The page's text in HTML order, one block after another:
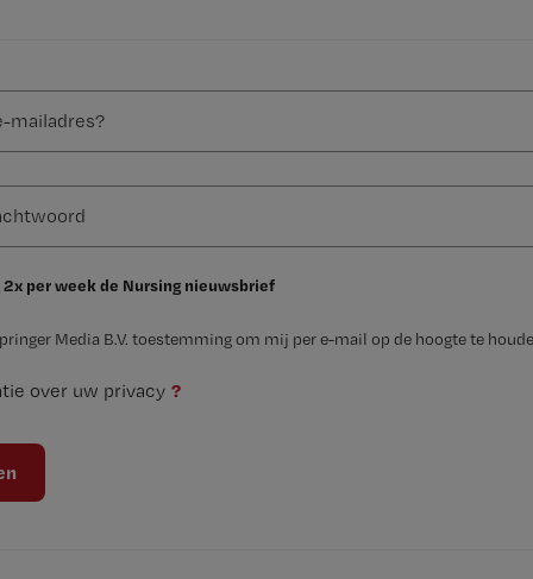
2x per week de Nursing nieuwsbrief
Media B.V. toestemming om mij per e-mail op de hoogte te
over uw privacy ?